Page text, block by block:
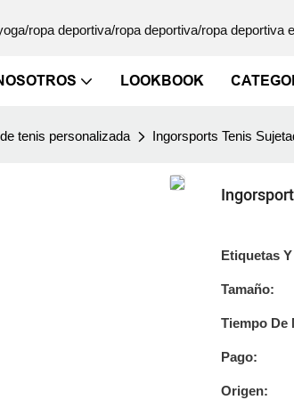
ropa deportiva/ropa deportiva/ropa deportiva
LOOKBOOK
tenis personalizada Ingorsports Tenis
Etiquetas
Tamaño:
Tiempo De
Pago:
Origen: